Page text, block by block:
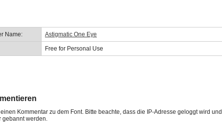
Name: Astigmatic One Eye
Free for Personal Use
Kommentar zu dem Font. Bitte beachte, dass die IP-Adresse geloggt wird und
gebannt werden.